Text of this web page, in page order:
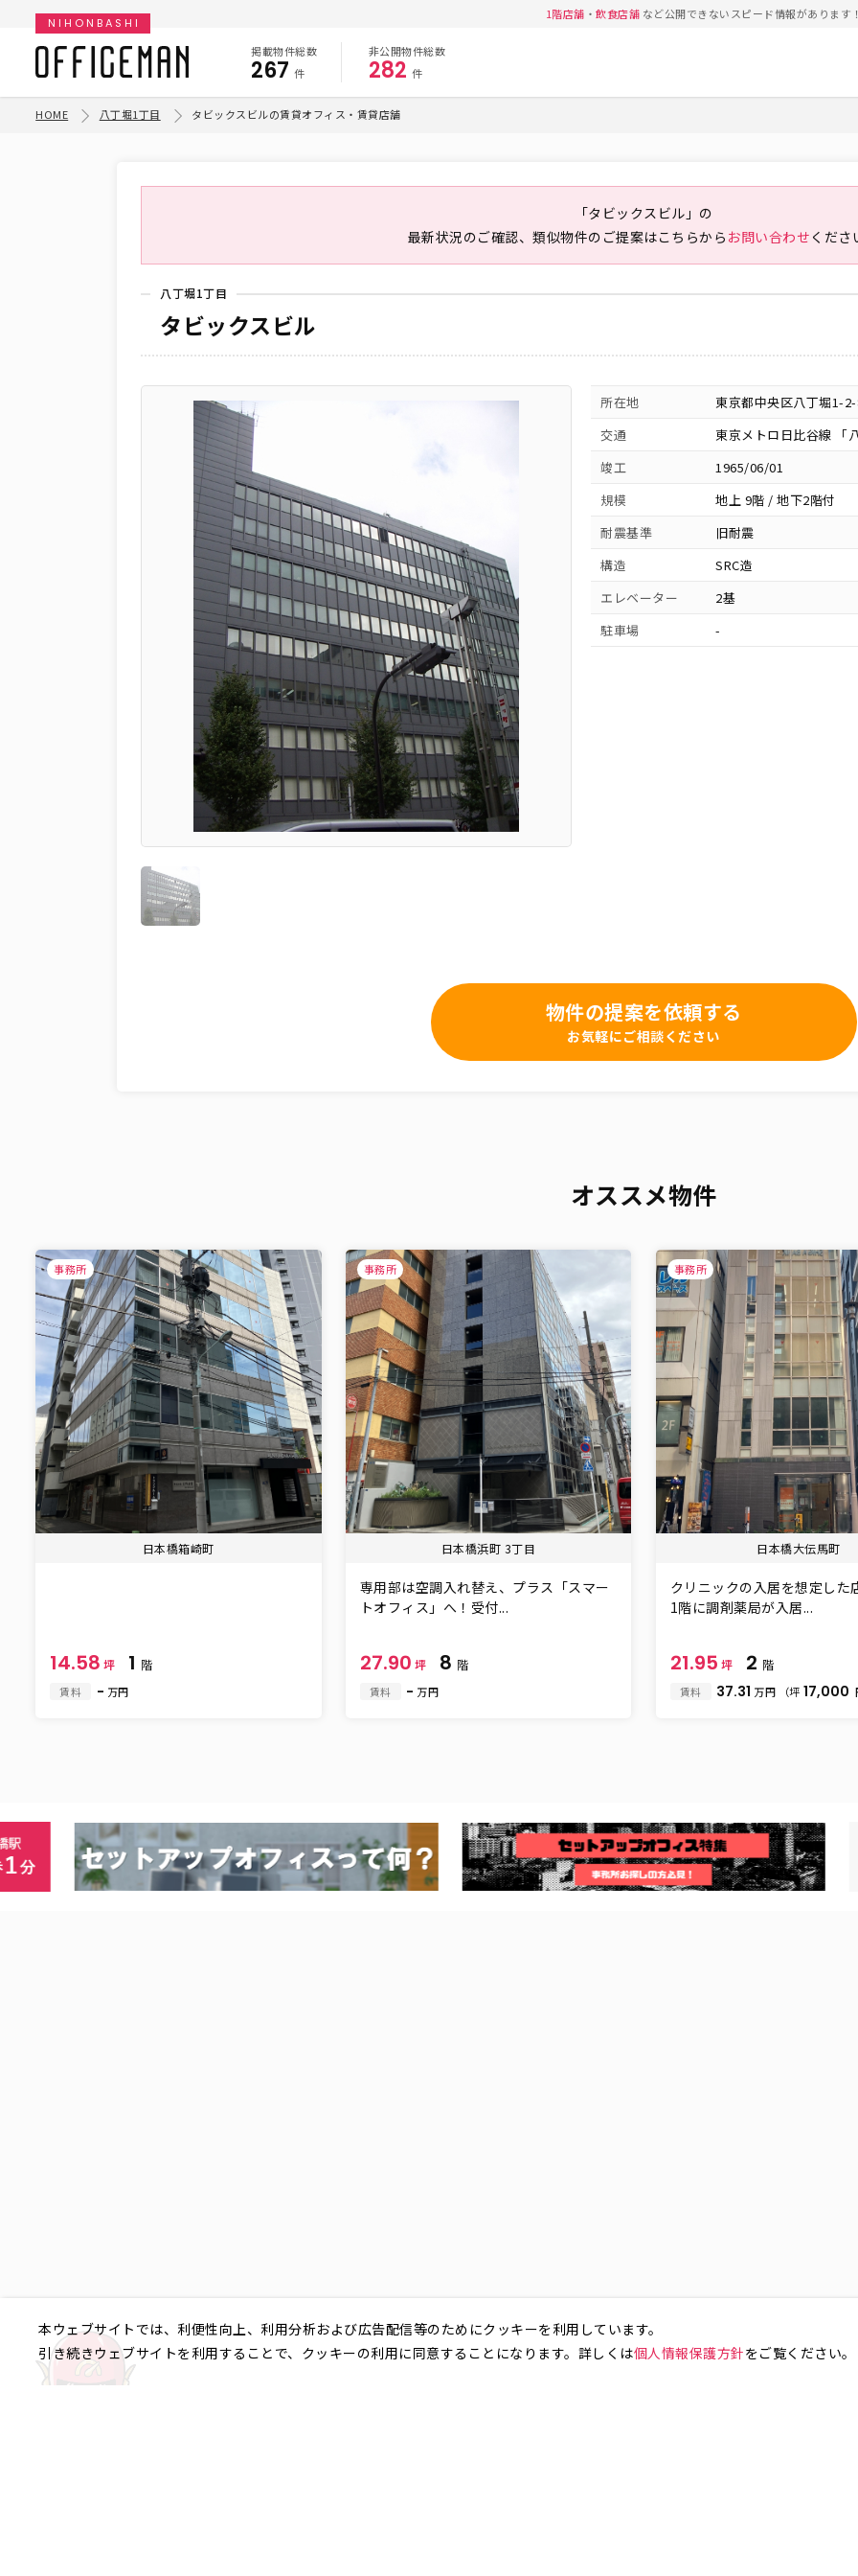
1階店舗 ・飲食店舗 など公開できないスピード情報がありま
NIHONBASHI
掲載物件総数
267 件
非公開物件総数
282 件
HOME 八丁堀1丁目 タビックスビルの賃貸オフィス・賃貸店舗
「タビックスビル」の
最新状況のご確認、類似物件のご提案はこちらから お問い合わせ くださ
八丁堀1丁目
タビックスビル
所在地
東京都中央区八丁堀1-
交通
東京メトロ日比谷線 「
竣工
1965/06/01
規模
地上 9階 / 地下2階付
耐震基準
旧耐震
構造
SRC造
エレベーター
2基
駐車場
-
物件の提案を依頼する
お気軽にご相談ください
オススメ物件
事務所
日本橋箱崎町
14.58 坪 1 階
賃料 - 万円
事務所
日本橋浜町 3丁目
専用部は空調入れ替え、プラス「スマー
トオフィス」へ！受付...
27.90 坪 8 階
賃料 - 万円
事務所
日本橋大伝馬町
クリニックの入居を想定した
1階に調剤薬局が入居...
21.95 坪 2 階
賃料 37.31 万円 （坪 17,000
本ウェブサイトでは、利便性向上、利用分析および広告配信等のためにクッキーを利用しています。
引き続きウェブサイトを利用することで、クッキーの利用に同意することになります。詳しくは個人情報保護方針をご覧ください。